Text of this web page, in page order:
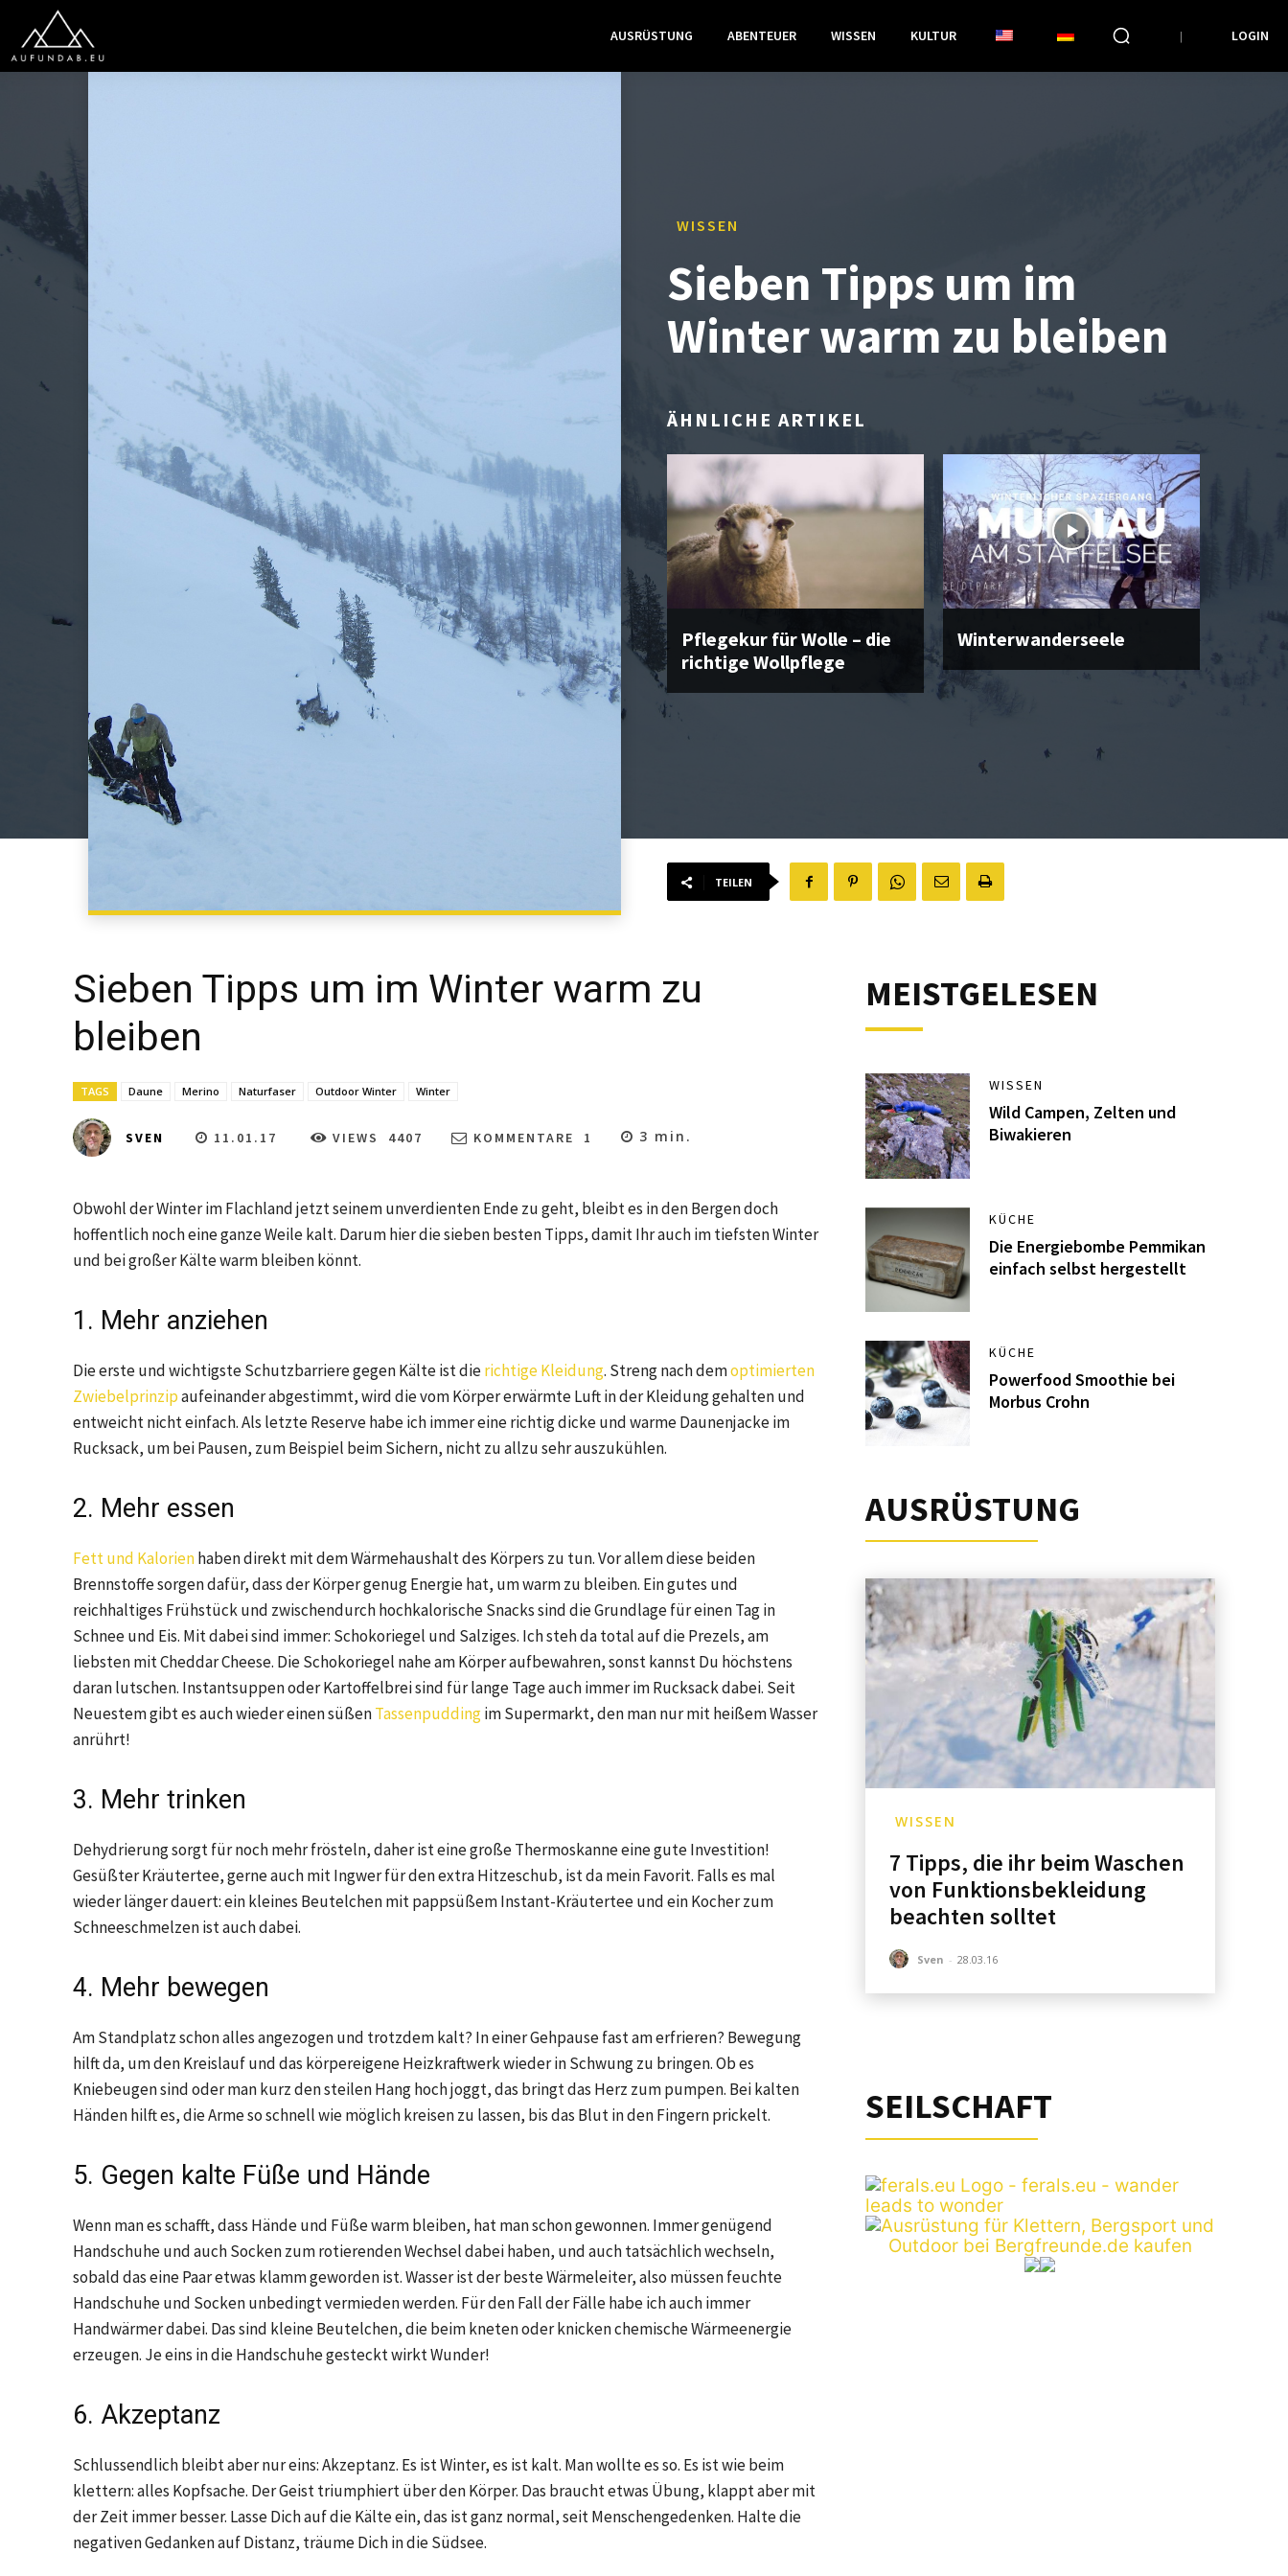
AUSRÜSTUNG ABENTEUER WISSEN KULTUR LOGIN
WISSEN
Sieben Tipps um im
Winter warm zu bleiben
ÄHNLICHE ARTIKEL
Pflegekur für Wolle – die
richtige Wollpflege
Winterwanderseele
TEILEN
Sieben Tipps um im Winter warm zu
bleiben
TAGS Daune Merino Naturfaser Outdoor Winter Winter
SVEN 11.01.17 VIEWS 4407 KOMMENTARE 1 3 min.
Obwohl der Winter im Flachland jetzt seinem unverdienten Ende zu geht, bleibt es in den Bergen doch
hoffentlich noch eine ganze Weile kalt. Darum hier die sieben besten Tipps, damit Ihr auch im tiefsten Winter
und bei großer Kälte warm bleiben könnt.
1. Mehr anziehen
Die erste und wichtigste Schutzbarriere gegen Kälte ist dierichtige Kleidung. Streng nach demoptimierten
Zwiebelprinzipaufeinander abgestimmt, wird die vom Körper erwärmte Luft in der Kleidung gehalten und
entweicht nicht einfach. Als letzte Reserve habe ich immer eine richtig dicke und warme Daunenjacke im
Rucksack, um bei Pausen, zum Beispiel beim Sichern, nicht zu allzu sehr auszukühlen.
2. Mehr essen
Fett und Kalorienhaben direkt mit dem Wärmehaushalt des Körpers zu tun. Vor allem diese beiden
Brennstoffe sorgen dafür, dass der Körper genug Energie hat, um warm zu bleiben. Ein gutes und
reichhaltiges Frühstück und zwischendurch hochkalorische Snacks sind die Grundlage für einen Tag in
Schnee und Eis. Mit dabei sind immer: Schokoriegel und Salziges. Ich steh da total auf die Prezels, am
liebsten mit Cheddar Cheese. Die Schokoriegel nahe am Körper aufbewahren, sonst kannst Du höchstens
daran lutschen. Instantsuppen oder Kartoffelbrei sind für lange Tage auch immer im Rucksack dabei. Seit
Neuestem gibt es auch wieder einen süßenTassenpuddingim Supermarkt, den man nur mit heißem Wasser
anrührt!
3. Mehr trinken
Dehydrierung sorgt für noch mehr frösteln, daher ist eine große Thermoskanne eine gute Investition!
Gesüßter Kräutertee, gerne auch mit Ingwer für den extra Hitzeschub, ist da mein Favorit. Falls es mal
wieder länger dauert: ein kleines Beutelchen mit pappsüßem Instant-Kräutertee und ein Kocher zum
Schneeschmelzen ist auch dabei.
4. Mehr bewegen
Am Standplatz schon alles angezogen und trotzdem kalt? In einer Gehpause fast am erfrieren? Bewegung
hilft da, um den Kreislauf und das körpereigene Heizkraftwerk wieder in Schwung zu bringen. Ob es
Kniebeugen sind oder man kurz den steilen Hang hoch joggt, das bringt das Herz zum pumpen. Bei kalten
Händen hilft es, die Arme so schnell wie möglich kreisen zu lassen, bis das Blut in den Fingern prickelt.
5. Gegen kalte Füße und Hände
Wenn man es schafft, dass Hände und Füße warm bleiben, hat man schon gewonnen. Immer genügend
Handschuhe und auch Socken zum rotierenden Wechsel dabei haben, und auch tatsächlich wechseln,
sobald das eine Paar etwas klamm geworden ist. Wasser ist der beste Wärmeleiter, also müssen feuchte
Handschuhe und Socken unbedingt vermieden werden. Für den Fall der Fälle habe ich auch immer
Handwärmer dabei. Das sind kleine Beutelchen, die beim kneten oder knicken chemische Wärmeenergie
erzeugen. Je eins in die Handschuhe gesteckt wirkt Wunder!
6. Akzeptanz
Schlussendlich bleibt aber nur eins: Akzeptanz. Es ist Winter, es ist kalt. Man wollte es so. Es ist wie beim
klettern: alles Kopfsache. Der Geist triumphiert über den Körper. Das braucht etwas Übung, klappt aber mit
der Zeit immer besser. Lasse Dich auf die Kälte ein, das ist ganz normal, seit Menschengedenken. Halte die
negativen Gedanken auf Distanz, träume Dich in die Südsee.
MEISTGELESEN
WISSEN
Wild Campen, Zelten und
Biwakieren
KÜCHE
Die Energiebombe Pemmikan
einfach selbst hergestellt
KÜCHE
Powerfood Smoothie bei
Morbus Crohn
AUSRÜSTUNG
WISSEN
7 Tipps, die ihr beim Waschen
von Funktionsbekleidung
beachten solltet
Sven - 28.03.16
SEILSCHAFT